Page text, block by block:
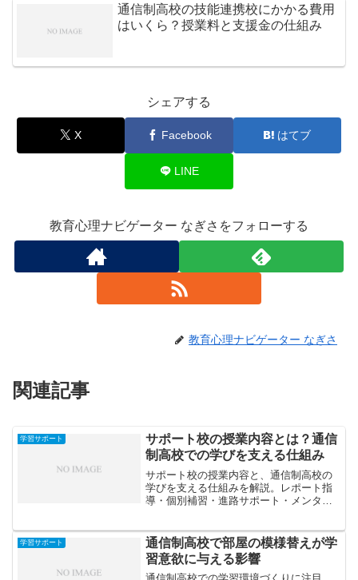
通信制高校の技能連携校にかかる費用
はいくら？授業料と支援金の仕組み
シェアする
X Facebook はてブ
LINE
教育心理ナビゲーター なぎさをフォローする
教育心理ナビゲーター なぎさ
関連記事
学習サポート
サポート校の授業内容とは？通信
制高校での学びを支える仕組み
サポート校の授業内容と、通信制高校の
学びを支える仕組みを解説。レポート指
導・個別補習・進路サポート・メンタル
学習サポート
通信制高校で部屋の模様替えが学
習意欲に与える影響